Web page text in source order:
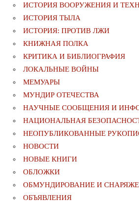
ИСТОРИЯ ВООРУЖЕНИЯ И
ИСТОРИЯ ТЫЛА
ИСТОРИЯ: ПРОТИВ ЛЖИ
КНИЖНАЯ ПОЛКА
КРИТИКА И БИБЛИОГРАФИЯ
ЛОКАЛЬНЫЕ ВОЙНЫ
МЕМУАРЫ
МУНДИР ОТЕЧЕСТВА
НАУЧНЫЕ СООБЩЕНИЯ И
НАЦИОНАЛЬНАЯ
НЕОПУБЛИКОВАННЫЕ
НОВОСТИ
НОВЫЕ КНИГИ
ОБЛОЖКИ
ОБМУНДИРОВАНИЕ И
ОБЪЯВЛЕНИЯ